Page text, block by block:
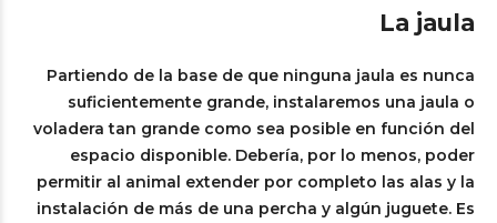
La jaula
Partiendo de la base de que ninguna jaula es nunca
suficientemente grande, instalaremos una jaula o
voladera tan grande como sea posible en función del
espacio disponible. Debería, por lo menos, poder
permitir al animal extender por completo las alas y la
instalación de más de una percha y algún juguete. Es